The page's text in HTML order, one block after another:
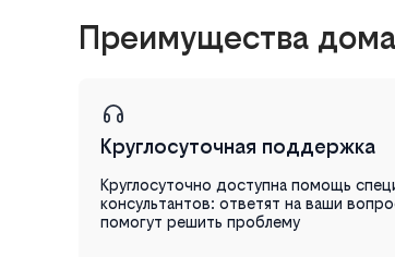
Преимущества
Круглосуточная поддержка
Круглосуточно доступна помощь
консультантов: ответят на ваши
помогут решить проблему